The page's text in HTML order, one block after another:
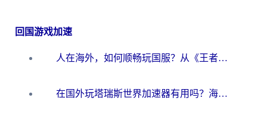
回国游戏加速
人在海外，如何顺畅玩国服？从《王者荣耀》到《云图计划》的加速器终极指南
在国外玩塔瑞斯世界加速器有用吗？海外玩家亲测后的真实答案